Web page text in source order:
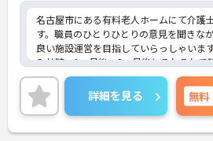
名古屋市にある有料老人ホームにて介護
す。職員のひとりひとりの意見を聞きな
良い施設運営を目指していらっしゃいます
入社時、1ヶ月後、3ヶ月後とそれぞれで
ますので、介護が未経験・経験が浅くて
方でも安心してください。
また、残業は少なめであったり、7日連
可能であったりとプライベートとの両立
方にもおすすめの求人です。
詳細を見る 無料